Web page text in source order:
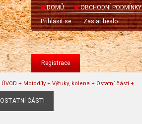
DOMŮ OBCHODNÍ PODMÍNKY
Přihlásit se
Zaslat heslo
Registrace
ÚVOD + Motodíly + Výfuky, kolena + Ostatní části +
OSTATNÍ ČÁSTI